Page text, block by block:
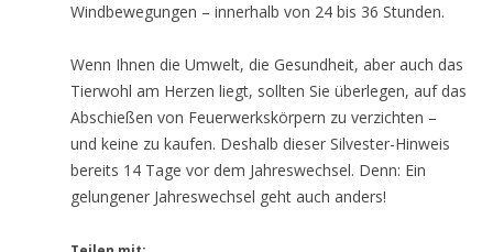
Windbewegungen – innerhalb von 24 bis 36 Stunden.
Wenn Ihnen die Umwelt, die Gesundheit, aber auch das
Tierwohl am Herzen liegt, sollten Sie überlegen, auf das
Abschießen von Feuerwerkskörpern zu verzichten –
und keine zu kaufen. Deshalb dieser Silvester-Hinweis
bereits 14 Tage vor dem Jahreswechsel. Denn: Ein
gelungener Jahreswechsel geht auch anders!